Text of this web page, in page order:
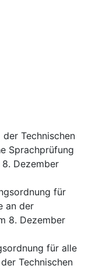
Technischen
Sprachprüfung
Dezember
für
an der
8. Dezember
für alle
Technischen